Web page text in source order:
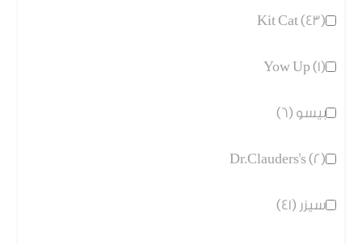
Kit Cat (43)
Yow Up (1)
بيسو (6)
Dr.Clauders's (2)
سيزر (41)